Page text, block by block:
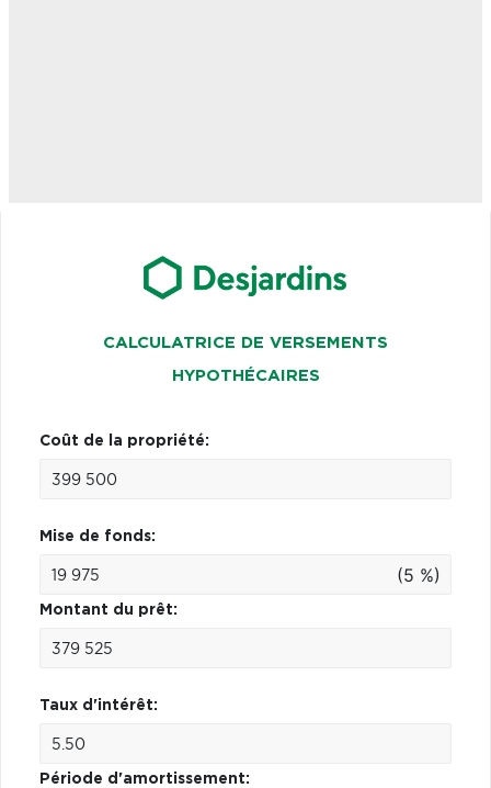
CALCULATRICE DE VERSEMENTS
HYPOTHÉCAIRES
Coût de la propriété:
Mise de fonds:
(5 %)
Montant du prêt:
Taux d'intérêt:
Période d'amortissement: